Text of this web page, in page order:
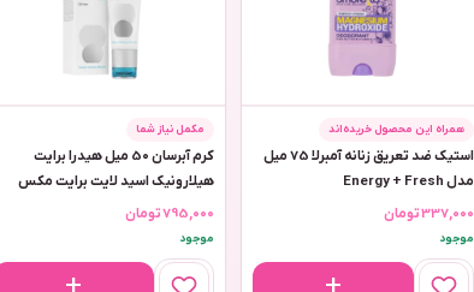
همراه این محصول خریده‌اند
استیک ضد تعریق زنانه آمبرلا 75 میل
مدل Energy + Fresh
337,000تومان
موجود
مکمل نیاز شما
کرم آبرسان 50 میل هیدرا برایت
هیلارونیک اسید لایت برایت مکس
مناسب پوست چرب
795,000تومان
موجود